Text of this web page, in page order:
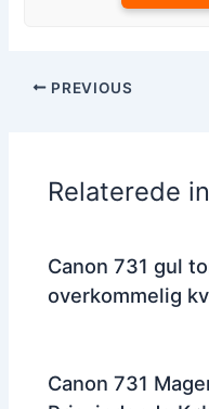
PREVIOUS
Relaterede
Canon 731 gul
overkommelig
Canon 731